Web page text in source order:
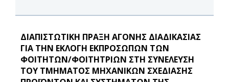
ΔΙΑΠΙΣΤΩΤΙΚΗ ΠΡΑΞΗ ΑΓΟΝΗΣ ΔΙΑΔΙΚΑΣΙΑΣ
ΓΙΑ ΤΗΝ ΕΚΛΟΓΗ ΕΚΠΡΟΣΩΠΩΝ ΤΩΝ
ΦΟΙΤΗΤΩΝ/ΦΟΙΤΗΤΡΙΩΝ ΣΤΗ ΣΥΝΕΛΕΥΣΗ
ΤΟΥ ΤΜΗΜΑΤΟΣ ΜΗΧΑΝΙΚΩΝ ΣΧΕΔΙΑΣΗΣ